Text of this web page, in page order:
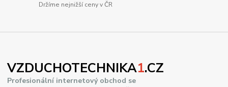
Držíme nejnižší ceny v ČR
VZDUCHOTECHNIKA1.CZ
Profesionální internetový obchod se